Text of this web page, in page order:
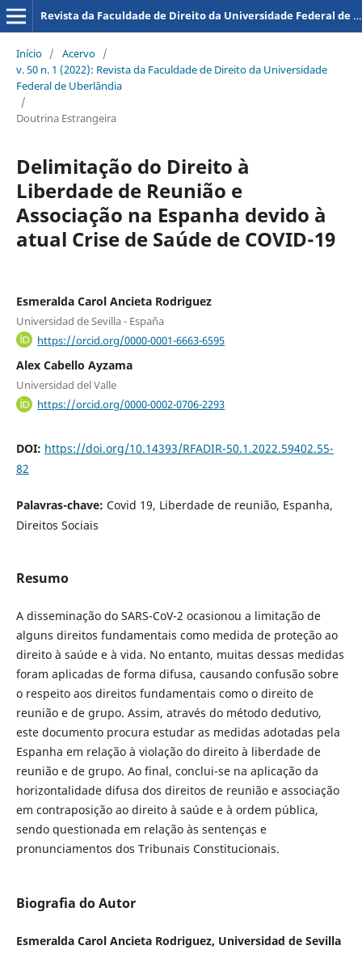
Revista da Faculdade de Direito da Universidade Federal de Uberlândia
Início / Acervo /
v. 50 n. 1 (2022): Revista da Faculdade de Direito da Universidade
Federal de Uberlândia
/
Doutrina Estrangeira
Delimitação do Direito à
Liberdade de Reunião e
Associação na Espanha devido à
atual Crise de Saúde de COVID-19
Esmeralda Carol Ancieta Rodriguez
Universidad de Sevilla - España
https://orcid.org/0000-0001-6663-6595
Alex Cabello Ayzama
Universidad del Valle
https://orcid.org/0000-0002-0706-2293
DOI: https://doi.org/10.14393/RFADIR-50.1.2022.59402.55-
82
Palavras-chave: Covid 19, Liberdade de reunião, Espanha,
Direitos Sociais
Resumo
A disseminação do SARS-CoV-2 ocasionou a limitação de
alguns direitos fundamentais como medida de proteção ao
direito à saúde e à vida. No entanto, muitas dessas medidas
foram aplicadas de forma difusa, causando confusão sobre
o respeito aos direitos fundamentais como o direito de
reunião e de grupo. Assim, através do método dedutivo,
este documento procura estudar as medidas adotadas pela
Espanha em relação à violação do direito à liberdade de
reunião e de grupo. Ao final, conclui-se na aplicação da
horizontalidade difusa dos direitos de reunião e associação
em contraposição ao direito à saúde e à ordem pública,
sendo questionada em relação às sentenças e
pronunciamentos dos Tribunais Constitucionais.
Biografia do Autor
Esmeralda Carol Ancieta Rodriguez, Universidad de Sevilla